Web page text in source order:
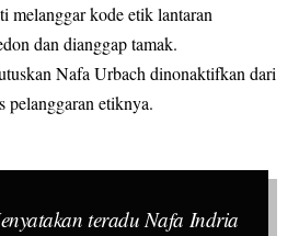
melanggar kode etik lantaran
dan dianggap tamak.
Nafa Urbach dinonaktifkan dari
pelanggaran etiknya.
teradu Nafa Indria